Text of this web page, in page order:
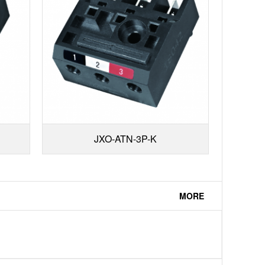
JXO-ATN-3P-K
MORE